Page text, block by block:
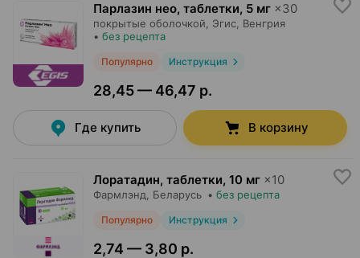
Парлазин нео, таблетки, 5 мг ×30
покрытые оболочкой, Эгис , Венгрия
• без рецепта
Популярно Инструкция
28,45 — 46,47 р.
Где купить В корзину
Лоратадин, таблетки, 10 мг ×10
Фармлэнд , Беларусь • без рецепта
Популярно Инструкция
2,74 — 3,80 р.